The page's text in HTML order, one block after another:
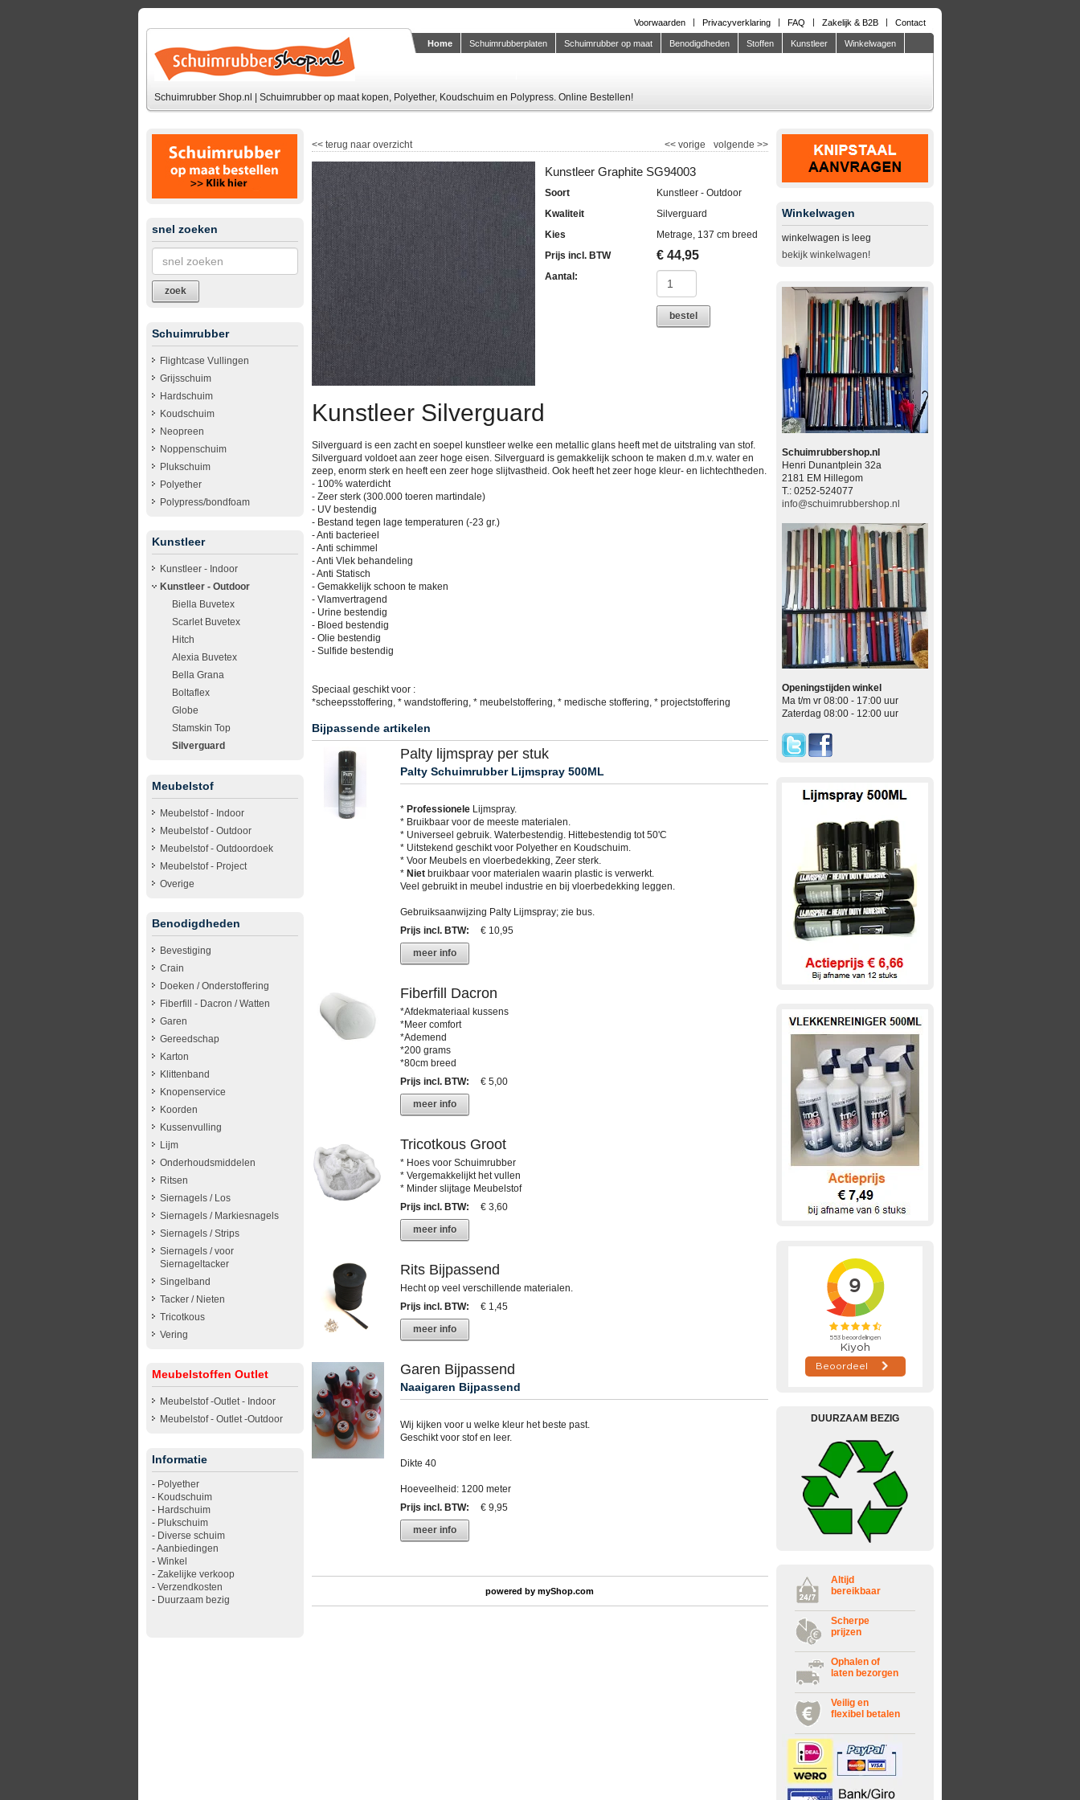
Voorwaarden Privacyverklaring FAQ Zakelijk & B2B Contact
Schuimrubber Shop.nl | Schuimrubber op maat kopen, Polyether, Koudschuim en Polypress. Online Bestellen!
Home Schuimrubberplaten Schuimrubber op maat Benodigdheden Stoffen Kunstleer Winkelwagen
snel zoeken
zoek
Schuimrubber
Flightcase Vullingen
Grijsschuim
Hardschuim
Koudschuim
Neopreen
Noppenschuim
Plukschuim
Polyether
Polypress/bondfoam
Kunstleer
Kunstleer - Indoor
Kunstleer - Outdoor
Biella Buvetex
Scarlet Buvetex
Hitch
Alexia Buvetex
Bella Grana
Boltaflex
Globe
Stamskin Top
Silverguard
Meubelstof
Meubelstof - Indoor
Meubelstof - Outdoor
Meubelstof - Outdoordoek
Meubelstof - Project
Overige
Benodigdheden
Bevestiging
Crain
Doeken / Onderstoffering
Fiberfill - Dacron / Watten
Garen
Gereedschap
Karton
Klittenband
Knopenservice
Koorden
Kussenvulling
Lijm
Onderhoudsmiddelen
Ritsen
Siernagels / Los
Siernagels / Markiesnagels
Siernagels / Strips
Siernagels / voor
Siernageltacker
Singelband
Tacker / Nieten
Tricotkous
Vering
Meubelstoffen Outlet
Meubelstof -Outlet - Indoor
Meubelstof - Outlet -Outdoor
Informatie
- Polyether
- Koudschuim
- Hardschuim
- Plukschuim
- Diverse schuim
-Aanbiedingen
- Winkel
- Zakelijke verkoop
- Verzendkosten
- Duurzaam bezig
<< terug naar overzicht volgende >>
<<vorige
Kunstleer Graphite SG94003
Soort
Kunstleer - Outdoor
Kwaliteit
Silverguard
Kies
Metrage, 137 cm breed
Prijs incl. BTW
€ 44,95
Aantal:
bestel
Kunstleer Silverguard
Silverguard is een zacht en soepel kunstleer welke een metallic glans heeft met de uitstraling van stof.
Silverguard voldoet aan zeer hoge eisen. Silverguard is gemakkelijk schoon te maken d.m.v. water en
zeep, enorm sterk en heeft een zeer hoge slijtvastheid. Ook heeft het zeer hoge kleur- en lichtechtheden.
- 100% waterdicht
- Zeer sterk (300.000 toeren martindale)
- UV bestendig
- Bestand tegen lage temperaturen (-23 gr.)
- Anti bacterieel
- Anti schimmel
- Anti Vlek behandeling
- Anti Statisch
- Gemakkelijk schoon te maken
- Vlamvertragend
- Urine bestendig
- Bloed bestendig
- Olie bestendig
- Sulfide bestendig
Speciaal geschikt voor :
*scheepsstoffering, * wandstoffering, * meubelstoffering, * medische stoffering, * projectstoffering
Bijpassende artikelen
Palty lijmspray per stuk
Palty Schuimrubber Lijmspray 500ML
* ProfessioneleLijmspray.
* Bruikbaar voor de meeste materialen.
* Universeel gebruik. Waterbestendig. Hittebestendig tot 50'C
* Uitstekend geschikt voor Polyether en Koudschuim.
* Voor Meubels en vloerbedekking, Zeer sterk.
* Nietbruikbaar voor materialen waarin plastic is verwerkt.
Veel gebruikt in meubel industrie en bij vloerbedekking leggen.
Gebruiksaanwijzing Palty Lijmspray; zie bus.
Prijs incl. BTW:
€ 10,95
meer info
Fiberfill Dacron
*Afdekmateriaal kussens
*Meer comfort
*Ademend
*200 grams
*80cm breed
Prijs incl. BTW:
€ 5,00
meer info
Tricotkous Groot
* Hoes voor Schuimrubber
* Vergemakkelijkt het vullen
* Minder slijtage Meubelstof
Prijs incl. BTW:
€ 3,60
meer info
Rits Bijpassend
Hecht op veel verschillende materialen.
Prijs incl. BTW:
€ 1,45
meer info
Garen Bijpassend
Naaigaren Bijpassend
Wij kijken voor u welke kleur het beste past.
Geschikt voor stof en leer.
Dikte 40
Hoeveelheid: 1200 meter
Prijs incl. BTW:
€ 9,95
meer info
powered bymyShop.com
Winkelwagen
winkelwagen is leeg
bekijk winkelwagen!
Schuimrubbershop.nl
Henri Dunantplein 32a
2181 EM Hillegom
T.: 0252-524077
info@schuimrubbershop.nl
Openingstijden winkel
Ma t/m vr 08:00 - 17:00 uur
Zaterdag 08:00 - 12:00 uur
DUURZAAM BEZIG
Altijd
bereikbaar
Scherpe
prijzen
Ophalen of
laten bezorgen
Veilig en
flexibel betalen